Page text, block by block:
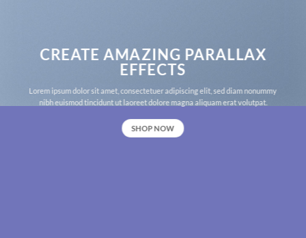
CREATE AMAZING PARALLAX
EFFECTS
Lorem ipsum dolor sit amet, consectetuer adipiscing elit, sed diam nonummy
nibh euismod tincidunt ut laoreet dolore magna aliquam erat volutpat.
SHOP NOW